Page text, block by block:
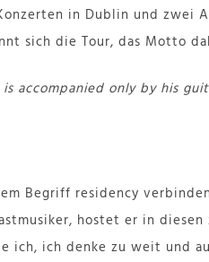
in Dublin und zwei
sich die Tour, das Motto
is accompanied only by his
Begriff residency
hostet er in diesen
ich, ich denke zu weit und